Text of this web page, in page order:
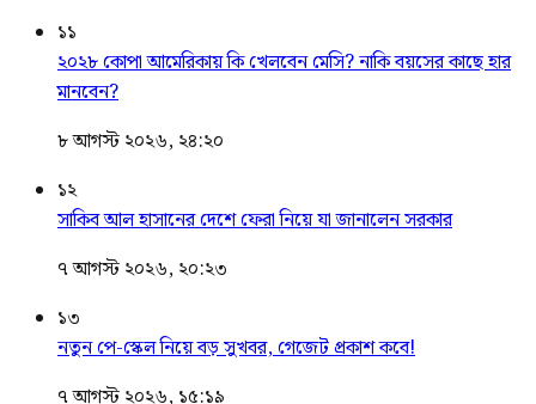
১১
২০২৮ কোপা আমেরিকায় কি খেলবেন মেসি? নাকি বয়সের কাছে হার
মানবেন?
৮ আগস্ট ২০২৬, ২৪:২০
১২
সাকিব আল হাসানের দেশে ফেরা নিয়ে যা জানালেন সরকার
৭ আগস্ট ২০২৬, ২০:২৩
১৩
নতুন পে-স্কেল নিয়ে বড় সুখবর, গেজেট প্রকাশ কবে!
৭ আগস্ট ২০২৬, ১৫:১৯